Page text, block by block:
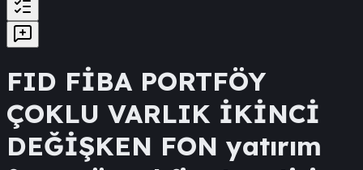
FID FİBA PORTFÖY
ÇOKLU VARLIK İKİNCİ
DEĞİŞKEN FON yatırım